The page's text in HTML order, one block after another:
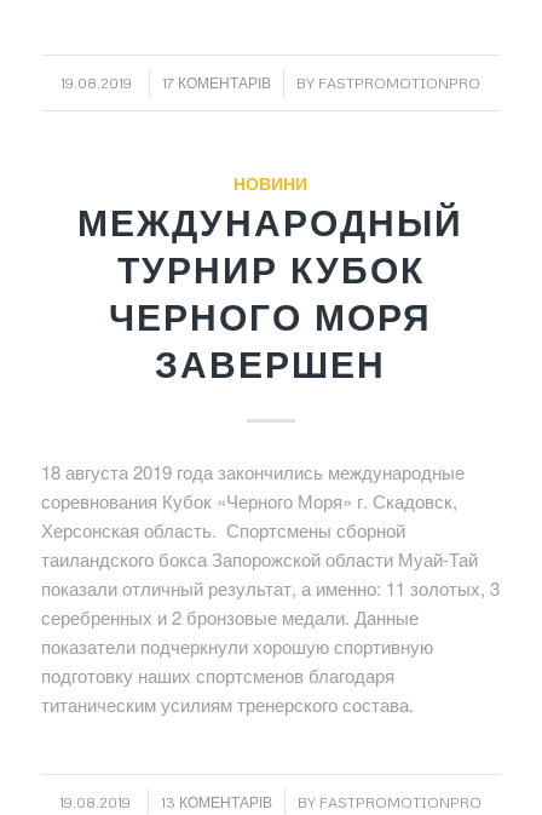
19.08.2019
/ 17 КОМЕНТАРІВ
/ BY FASTPROMOTIONPRO
НОВИНИ
МЕЖДУНАРОДНЫЙ
ТУРНИР КУБОК
ЧЕРНОГО МОРЯ
ЗАВЕРШЕН
18 августа 2019 года закончились международные
соревнования Кубок «Черного Моря» г. Скадовск,
Херсонская область. Спортсмены сборной
таиландского бокса Запорожской области Муай-Тай
показали отличный результат, а именно: 11 золотых, 3
серебренных и 2 бронзовые медали. Данные
показатели подчеркнули хорошую спортивную
подготовку наших спортсменов благодаря
титаническим усилиям тренерского состава.
19.08.2019
/ 13 КОМЕНТАРІВ
/ BY FASTPROMOTIONPRO